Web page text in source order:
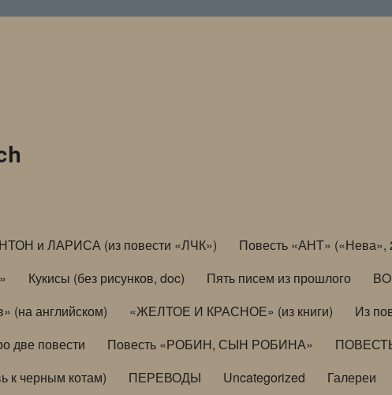
и ЛАРИСА (из повести «ЛЧК») Повесть «АНТ» («Нева»,
Кукисы (без рисунков, doc) Пять писем из прошлого
(на английском)
«ЖЕЛТОЕ И КРАСНОЕ» (из книги) Из
две повести Повесть «РОБИН, СЫН РОБИНА»
к черным котам)
ПЕРЕВОДЫ Uncategorized Галереи